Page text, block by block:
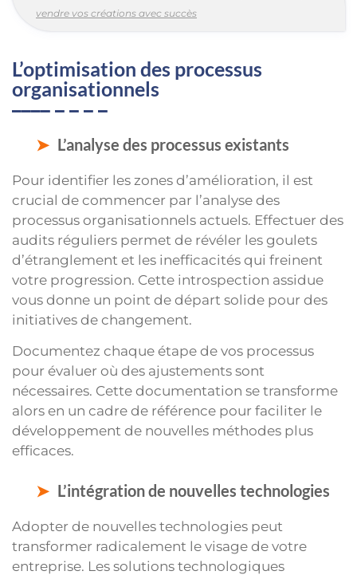
vendre vos créations avec succès
L’optimisation des processus
organisationnels
L’analyse des processus existants
Pour identifier les zones d’amélioration, il est
crucial de commencer par l’analyse des
processus organisationnels actuels. Effectuer des
audits réguliers permet de révéler les goulets
d’étranglement et les inefficacités qui freinent
votre progression. Cette introspection assidue
vous donne un point de départ solide pour des
initiatives de changement.
Documentez chaque étape de vos processus
pour évaluer où des ajustements sont
nécessaires. Cette documentation se transforme
alors en un cadre de référence pour faciliter le
développement de nouvelles méthodes plus
efficaces.
L’intégration de nouvelles technologies
Adopter de nouvelles technologies peut
transformer radicalement le visage de votre
entreprise. Les solutions technologiques